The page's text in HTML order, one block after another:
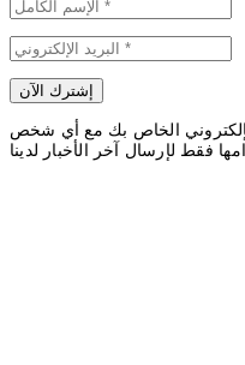
الخاص بك مع أي شخص